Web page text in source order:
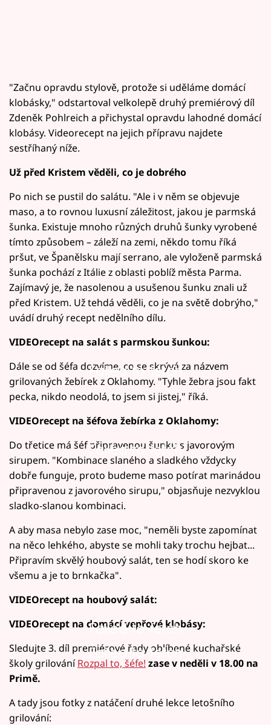
"Začnu opravdu stylově, protože si uděláme domácí
klobásky," odstartoval velkolepě druhý premiérový díl
Zdeněk Pohlreich a přichystal opravdu lahodné domácí
klobásy. Videorecept na jejich přípravu najdete
sestříhaný níže.
Už před Kristem věděli, co je dobrého
Po nich se pustil do salátu. "Ale i v něm se objevuje
maso, a to rovnou luxusní záležitost, jakou je parmská
šunka. Existuje mnoho různých druhů šunky vyrobené
tímto způsobem – záleží na zemi, někdo tomu říká
pršut, ve Španělsku mají serrano, ale vyloženě parmská
šunka pochází z Itálie z oblasti poblíž města Parma.
Zajímavý je, že nasolenou a usušenou šunku znali už
před Kristem. Už tehdá věděli, co je na světě dobrýho,"
uvádí druhý recept nedělního dílu.
VIDEOrecept na salát s parmskou šunkou:
Failed to fetch
Dále se od šéfa dozvíme, co se skrývá za názvem
grilovaných žebírek z Oklahomy. "Tyhle žebra jsou fakt
pecka, nikdo neodolá, to jsem si jistej," říká.
VIDEOrecept na šéfova žebírka z Oklahomy:
Failed to fetch
Do třetice má šéf připravenou šunku s javorovým
sirupem. "Kombinace slaného a sladkého vždycky
dobře funguje, proto budeme maso potírat marinádou
připravenou z javorového sirupu," objasňuje nezvyklou
sladko-slanou kombinaci.
A aby masa nebylo zase moc, "neměli byste zapomínat
na něco lehkého, abyste se mohli taky trochu hejbat...
Připravím skvělý houbový salát, ten se hodí skoro ke
všemu a je to brnkačka".
VIDEOrecept na houbový salát:
Failed to fetch
VIDEOrecept na domácí vepřové klobásy:
Failed to fetch
Sledujte 3. díl premiérové řady oblíbené kuchařské
školy grilováníRozpal to, šéfe! zase v neděli v 18.00 na
Primě.
A tady jsou fotky z natáčení druhé lekce letošního
grilování: